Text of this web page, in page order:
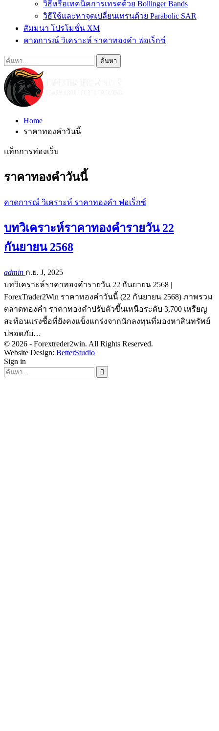
วิธีหรือเทคนิคการเทรดด้วย Bollinger Bands
วิธีใช้และหาจุดเปลี่ยนเทรนด้วย Parabolic SAR
สัมมนา โปรโมชั่น XM
คาดการณ์ วิเคราะห์ ราคาทองคำ ฟอเร็กซ์
Home
ราคาทองคำวันนี้
แท็กการท่องเว็บ
ราคาทองคำวันนี้
คาดการณ์ วิเคราะห์ ราคาทองคำ ฟอเร็กซ์
บทวิเคราะห์ราคาทองคำรายวัน 22
กันยายน 2568
admin ก.ย. J, 2025
บทวิเคราะห์ราคาทองคำรายวัน 22 กันยายน 2568 |
ForexTrader2Win ราคาทองคำวันนี้ (22 กันยายน 2568) ภาพรวม
ตลาดทองคำ ราคาทองคำปรับตัวขึ้นเหนือระดับ 3,700 เหรียญ
สะท้อนแรงซื้อที่ยังคงแข็งแกร่งจากนักลงทุนที่มองหาสินทรัพย์
ปลอดภัย…
© 2026 - Forextreder2win. All Rights Reserved.
Website Design: BetterStudio
Sign in